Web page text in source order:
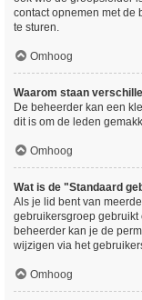
contact opnemen met de
te sturen.
Omhoog
Waarom staan
De beheerder kan een
dit is om de leden
Omhoog
Wat is de "Standaard
Als je lid bent van
gebruikersgroep
beheerder kan je de
wijzigen via het
Omhoog